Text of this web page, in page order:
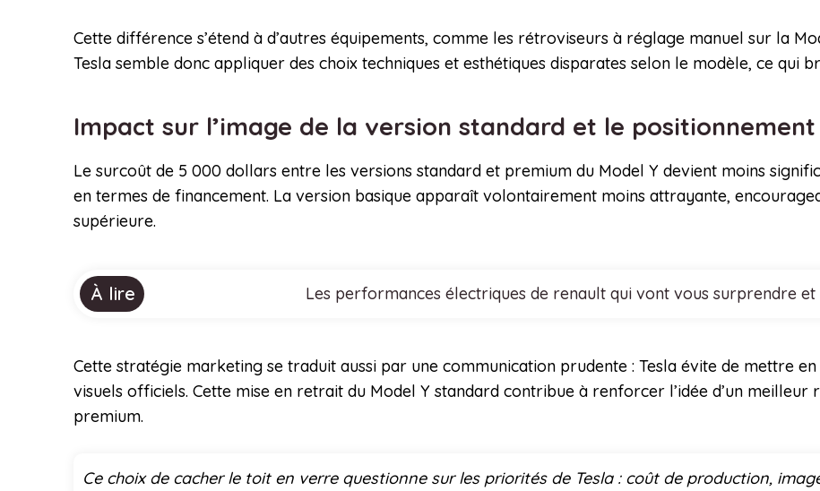
Cette différence s’étend à d’autres équipements, comme les rétroviseurs à réglage manuel sur la
Tesla semble donc appliquer des choix techniques et esthétiques disparates selon le modèle, ce qui
Impact sur l’image de la version standard et le
Le surcoût de 5 000 dollars entre les versions standard et premium du Model Y devient moins
en termes de financement. La version basique apparaît volontairement moins attrayante,
supérieure.
À lire Les performances électriques de renault qui vont vous surprendre
Cette stratégie marketing se traduit aussi par une communication prudente : Tesla évite de mettre
visuels officiels. Cette mise en retrait du Model Y standard contribue à renforcer l’idée d’un
premium.
Ce choix de cacher le toit en verre questionne sur les priorités de Tesla : coût de production,